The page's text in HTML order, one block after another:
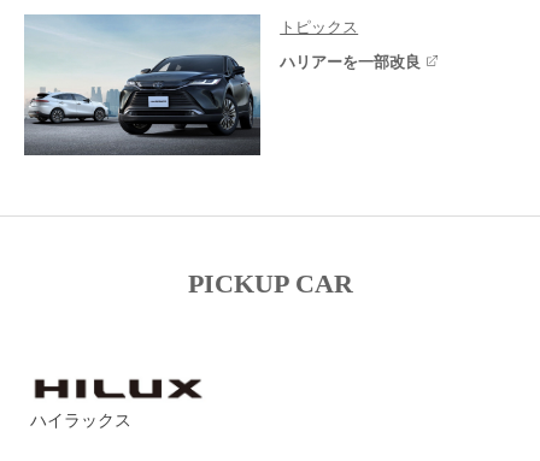
トピックス
ハリアーを一部改良
PICKUP CAR
ハイラックス